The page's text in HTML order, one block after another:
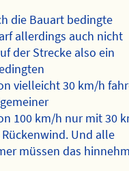
die Bauart bedingte
allerdings auch nicht
der Strecke also ein
vielleicht 30 km/h
100 km/h nur mit 30
Und alle
müssen das